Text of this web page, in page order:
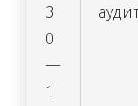
3
0
—
1